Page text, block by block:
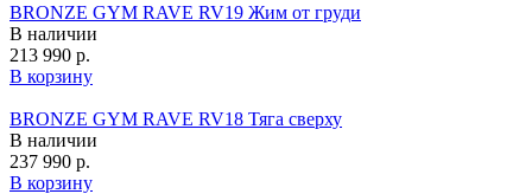
BRONZE GYM RAVE RV19 Жим от груди
В наличии
213 990 р.
В корзину
BRONZE GYM RAVE RV18 Тяга сверху
В наличии
237 990 р.
В корзину